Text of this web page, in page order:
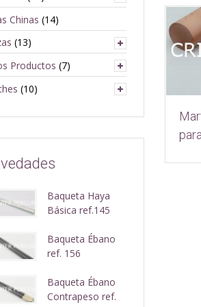
Chinas (14)
(13)
Productos (7)
(10)
Baqueta Haya
Básica ref.145
Baqueta Ébano
ref. 156
Baqueta Ébano
Contrapeso ref.